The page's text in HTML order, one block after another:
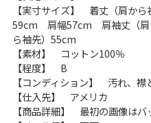
【実寸サイズ】 着丈（肩か
59cm 肩幅57cm 肩袖丈（肩
ら袖先）55cm
【素材】 コットン100％
【程度】 B
【コンディション】 汚れ、襟
【仕入先】 アメリカ
【商品詳細】 最初の画像はバ